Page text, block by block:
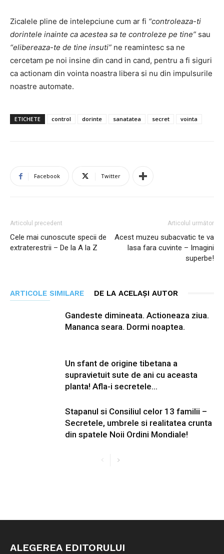
Zicalele pline de intelepciune cum ar fi “controleaza-ti
dorintele inainte ca acestea sa te controleze pe tine” sau
“elibereaza-te de tine insuti” ne reamintesc sa ne
cercetam pe noi insine din cand in cand, pentru a fi siguri
ca actionam din vointa noastra libera si nu din impulsurile
noastre automate.
ETICHETE control dorinte sanatatea secret vointa
Facebook Twitter
Articolul precedent
Cele mai cunoscute specii de
extraterestrii – De la A la Z
Articolul următor
Acest muzeu subacvatic te va
lasa fara cuvinte – Imagini
superbe!
ARTICOLE SIMILARE DE LA ACELAȘI AUTOR
Gandeste dimineata. Actioneaza ziua.
Mananca seara. Dormi noaptea.
Un sfant de origine tibetana a
supravietuit sute de ani cu aceasta
planta! Afla-i secretele…
Stapanul si Consiliul celor 13 familii –
Secretele, umbrele si realitatea crunta
din spatele Noii Ordini Mondiale!
ALEGEREA EDITORULUI